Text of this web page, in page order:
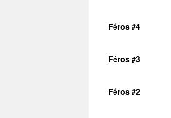
Féros #4
Féros #3
Féros #2